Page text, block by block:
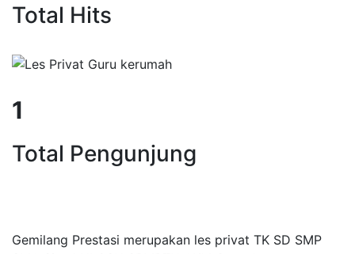
Total Hits
1
Total Pengunjung
Gemilang Prestasi merupakan les privat TK SD SMP